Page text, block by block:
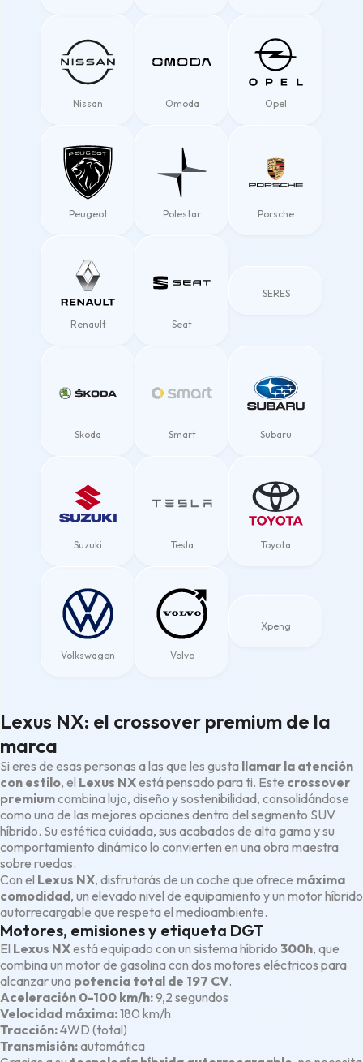
Nissan Omoda Opel
Peugeot Polestar Porsche
Renault Seat
SERES
Skoda Smart Subaru
Suzuki Tesla Toyota
Volkswagen Volvo
Xpeng
Lexus NX: el crossover premium de la
marca
Si eres de esas personas a las que les gusta llamar la atención
con estilo, el Lexus NXestá pensado para ti. Este crossover
premiumcombina lujo, diseño y sostenibilidad, consolidándose
como una de las mejores opciones dentro del segmento SUV
híbrido. Su estética cuidada, sus acabados de alta gama y su
comportamiento dinámico lo convierten en una obra maestra
sobre ruedas.
Con el Lexus NX, disfrutarás de un coche que ofrece máxima
comodidad, un elevado nivel de equipamiento y un motor híbrido
autorrecargable que respeta el medioambiente.
Motores, emisiones y etiqueta DGT
El Lexus NXestá equipado con un sistema híbrido 300h, que
combina un motor de gasolina con dos motores eléctricos para
alcanzar una potencia total de 197 CV.
Aceleración 0-100 km/h:9,2 segundos
Velocidad máxima:180 km/h
Tracción:4WD (total)
Transmisión:automática